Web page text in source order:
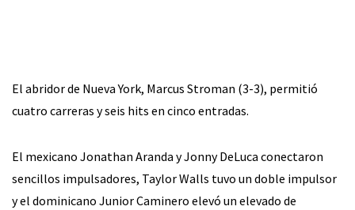
El abridor de Nueva York, Marcus Stroman (3-3), permitió
cuatro carreras y seis hits en cinco entradas.
El mexicano Jonathan Aranda y Jonny DeLuca conectaron
sencillos impulsadores, Taylor Walls tuvo un doble impulsor
y el dominicano Junior Caminero elevó un elevado de